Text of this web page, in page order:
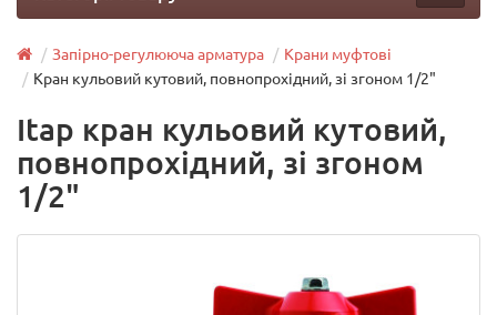
Запірно-регулююча арматура
Крани муфтові
Кран кульовий кутовий, повнопрохідний, зі згоном 1/2"
Itap кран кульовий кутовий,
повнопрохідний, зі згоном
1/2"